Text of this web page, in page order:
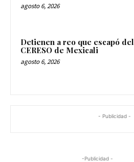
agosto 6, 2026
Detienen a reo que escapó del
CERESO de Mexicali
agosto 6, 2026
- Publicidad -
-Publicidad -